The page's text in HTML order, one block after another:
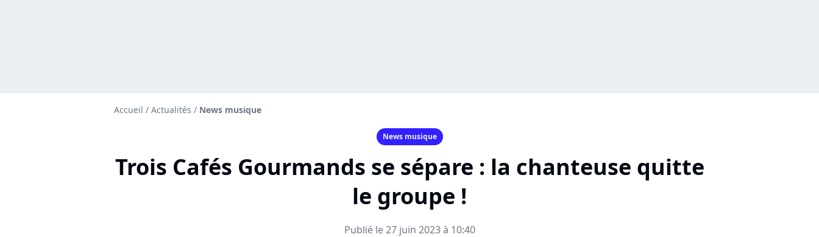
Accueil / Actualités / News musique
News musique
Trois Cafés Gourmands se sépare : la chanteuse quitte
le groupe !
Publié le 27 juin 2023 à 10:40